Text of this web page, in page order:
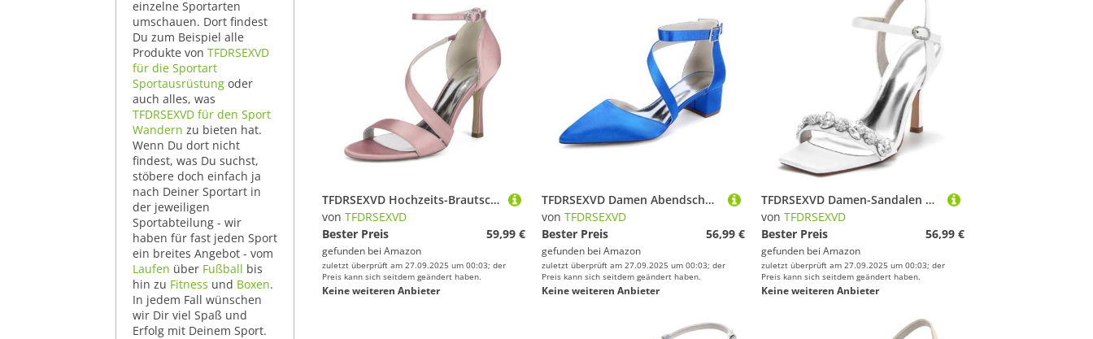
einzelne Sportarten
umschauen. Dort findest
Du zum Beispiel alle
Produkte von TFDRSEXVD
für die Sportart
Sportausrüstung oder
auch alles, was
TFDRSEXVD für den Sport
Wandern zu bieten hat.
Wenn Du dort nicht
findest, was Du suchst,
stöbere doch einfach ja
nach Deiner Sportart in
der jeweiligen
Sportabteilung - wir
haben für fast jeden Sport
ein breites Angebot - vom
Laufen über Fußball bis
hin zu Fitness und Boxen.
In jedem Fall wünschen
wir Dir viel Spaß und
Erfolg mit Deinem Sport.
TFDRSEXVD Hochzeits-Brautschuhe Damen Satin Brautmode Stilettos Offene Zehen Pumps Absatz Sandalen 9,5 cm,Rosa,43
von TFDRSEXVD
Bester Preis
59,99 €
gefunden bei Amazon
zuletzt überprüft am 27.09.2025 um 00:03; der
Preis kann sich seitdem geändert haben.
Keine weiteren Anbieter
TFDRSEXVD Damen Abendschuhe, solide, Knöchelriemen, Blockabsatz, Spitze Zehenpartie, Schuhe für Braut und Brautjungfern,Royal Blue,35
von TFDRSEXVD
Bester Preis
56,99 €
gefunden bei Amazon
zuletzt überprüft am 27.09.2025 um 00:03; der
Preis kann sich seitdem geändert haben.
Keine weiteren Anbieter
TFDRSEXVD Damen-Sandalen mit Riemchenabsatz aus Satin – Strass-Stiletto-Sandalen mit quadratischer offener Zehenpartie und Knöchelriemen für Hochzeit, Abschlussball, Party,Weiß,42
von TFDRSEXVD
Bester Preis
56,99 €
gefunden bei Amazon
zuletzt überprüft am 27.09.2025 um 00:03; der
Preis kann sich seitdem geändert haben.
Keine weiteren Anbieter